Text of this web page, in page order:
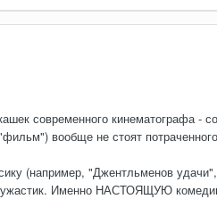
современного кинематографа -
вообще не стоят
(например, "Джентльменов
ужастик. Именно НАСТОЯЩУЮ